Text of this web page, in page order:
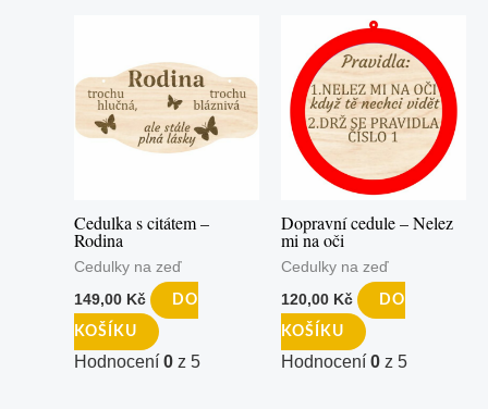
Cedulka s citátem –
Rodina
Cedulky na zeď
149,00 Kč DO
KOŠÍKU
Hodnocení 0 z 5
Dopravní cedule – Nelez
mi na oči
Cedulky na zeď
120,00 Kč DO
KOŠÍKU
Hodnocení 0 z 5